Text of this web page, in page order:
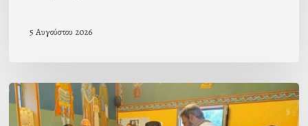
5 Αυγούστου 2026
Ιερά
Παράκληση